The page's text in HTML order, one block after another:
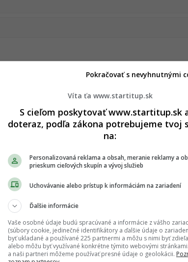
štátni zamestnanci menšie platy ako je
10,6 % HDP. Veľa občanov preto radšej
sektor, ktorý im vie zabezpečiť vyššie
štátnemu sektoru.
na autá. Vyrábame totiž najviac áut na
minulom roku
sme vyprodukovali vyše 1,1
viac ako 177 000 ľudí. Priemerný počet
priemysle v Európskej únii je 8,5 %.
stávame opäť číslom jedna v danej
Víta ťa www.startitup.sk
S cieľom poskytovať www.startitup.sk
doteraz, podľa zákona potrebujeme tvoj
na:
Personalizovaná reklama a obsah, meranie reklamy a
prieskum cieľových skupín a vývoj služieb
Uchovávanie alebo prístup k informáciám na zariadení
Ďalšie informácie
Vaše osobné údaje budú spracúvané a informácie z vášho
(súbory cookie, jedinečné identifikátory a ďalšie údaje o
byť ukladané a používané 225 partnermi a môžu s nimi byť
alebo môžu byť využívané konkrétne týmito webovými
a naši partneri môžeme používať presné údaje o geolokácii.
Pokračovať s nevyhnutnými